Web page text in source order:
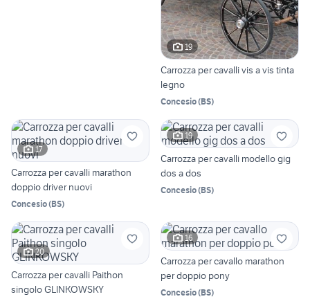
19
Carrozza per cavalli vis a vis tinta
legno
Concesio(BS)
17
Carrozza per cavalli marathon
doppio driver nuovi
Concesio(BS)
19
Carrozza per cavalli modello gig
dos a dos
Concesio(BS)
20
Carrozza per cavalli Paithon
singolo GLINKOWSKY
16
Carrozza per cavallo marathon
per doppio pony
Concesio(BS)